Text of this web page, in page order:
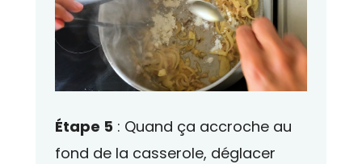
Étape 5 : Quand ça accroche au
fond de la casserole, déglacer